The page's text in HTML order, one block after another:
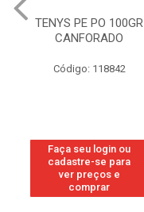
TENYS PE PO 100GR
CANFORADO
Código: 118842
Faça seu login ou
cadastre-se para
ver preços e
comprar